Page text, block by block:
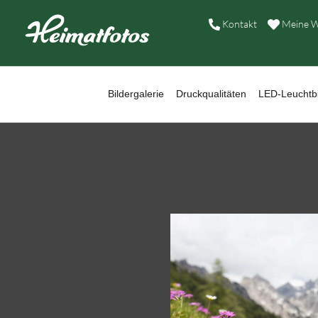
Kontakt Meine
Bildergalerie Druckqualitäten LED-